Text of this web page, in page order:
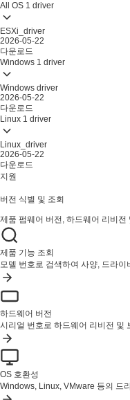
All OS 1 driver
ESXi_driver
2026-05-22
다운로드
Windows 1 driver
Windows driver
2026-05-22
다운로드
Linux 1 driver
Linux_driver
2026-05-22
다운로드
지원
버전 식별 및 조회
제품 펌웨어 버전, 하드웨어 리비
제품 기능 조회
모델 번호로 검색하여 사양, 드라
하드웨어 버전
시리얼 번호로 하드웨어 리비전 및
OS 호환성
Windows, Linux, VMware 등의 드